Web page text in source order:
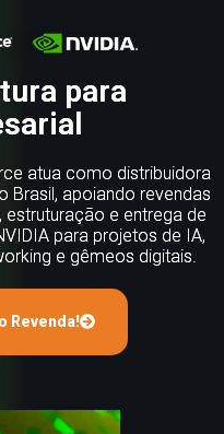
para
atua como distribuidora
Brasil, apoiando revendas
estruturação e entrega de
para projetos de IA,
e gêmeos digitais.
Revenda!